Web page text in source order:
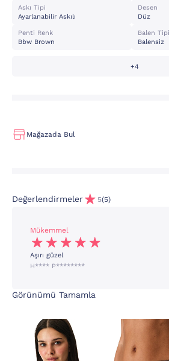
Askı Tipi
Ayarlanabilir Askılı
Desen
Düz
Penti Renk
Bbw Brown
Balen Tipi
Balensiz
+4
Mağazada Bul
Değerlendirmeler 5(5)
Mükemmel
Aşırı güzel
H**** P********
Görünümü Tamamla